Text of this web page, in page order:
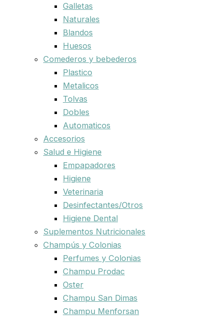
Galletas
Naturales
Blandos
Huesos
Comederos y bebederos
Plastico
Metalicos
Tolvas
Dobles
Automaticos
Accesorios
Salud e Higiene
Empapadores
Higiene
Veterinaria
Desinfectantes/Otros
Higiene Dental
Suplementos Nutricionales
Champús y Colonias
Perfumes y Colonias
Champu Prodac
Oster
Champu San Dimas
Champu Menforsan